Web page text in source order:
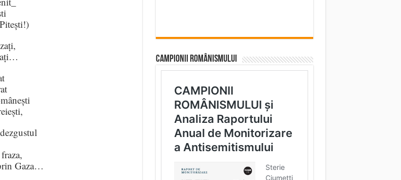
Gaza…
CAMPIONII ROMÂNISMULUI